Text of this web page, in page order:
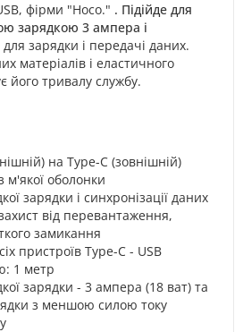
фірми "Hoco." . Підійде для
зарядкою 3 ампера і
зарядки і передачі даних.
матеріалів і еластичного
його тривалу службу.
на Type-C (зовнішній)
м'якої оболонки
зарядки і синхронізації даних
від перевантаження,
замикання
пристроїв Type-C - USB
1 метр
зарядки - 3 ампера (18 ват) та
з меншою силою току